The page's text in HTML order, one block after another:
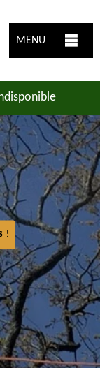
MENU
!